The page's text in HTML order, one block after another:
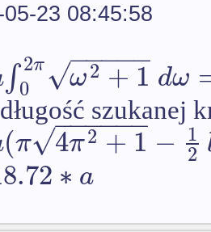
23 08:45:58
∫ 2π
0 ω2 +1
− −
−−−
√ dω
szukanej
(π 4π2 +1
− −
−−−−
√ − 1
2
∗ a